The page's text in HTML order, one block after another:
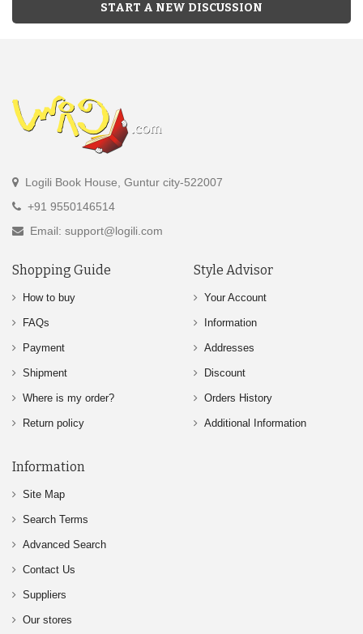
START A NEW DISCUSSION
Logili Book House, Guntur city-522007
+91 9550146514
Email: support@logili.com
Shopping Guide
How to buy
FAQs
Payment
Shipment
Where is my order?
Return policy
Style Advisor
Your Account
Information
Addresses
Discount
Orders History
Additional Information
Information
Site Map
Search Terms
Advanced Search
Contact Us
Suppliers
Our stores